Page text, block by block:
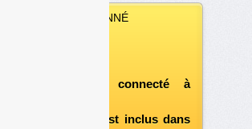
VOUS ÊTES ABONNÉ
après vous être connecté à
et si le document est inclus dans